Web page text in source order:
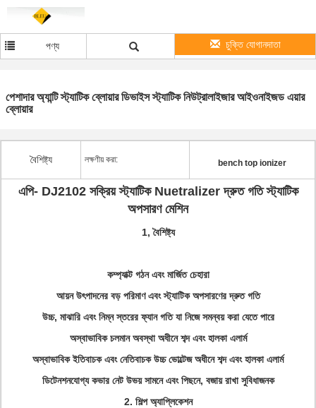
পণ্য চুক্তি যোগানদাতা
পেশাদার অ্যান্টি স্ট্যাটিক ব্লোয়ার ডিভাইস স্ট্যাটিক নিউট্রালাইজার আইওনাইজড এয়ার
ব্লোয়ার
বৈশিষ্ট্য লক্ষণীয় করা: bench top ionizer
এপি- DJ2102 সক্রিয় স্ট্যাটিক Nuetralizer দ্রুত গতি স্ট্যাটিক
অপসারণ মেশিন
1, বৈশিষ্ট্য
কম্প্যাক্ট গঠন এবং মার্জিত চেহারা
আয়ন উৎপাদনের বড় পরিমাণ এবং স্ট্যাটিক অপসারণের দ্রুত গতি
উচ্চ, মাঝারি এবং নিম্ন স্তরের ফ্যান গতি যা নিজে সমন্বয় করা যেতে পারে
অস্বাভাবিক চলমান অবস্থা অধীনে শব্দ এবং হালকা এলার্ম
অস্বাভাবিক ইতিবাচক এবং নেতিবাচক উচ্চ ভোল্টেজ অধীনে শব্দ এবং হালকা এলার্ম
ডিটেনশনযোগ্য কভার নেট উভয় সামনে এবং পিছনে, বজায় রাখা সুবিধাজনক
2. শিল্প অ্যাপ্লিকেশন